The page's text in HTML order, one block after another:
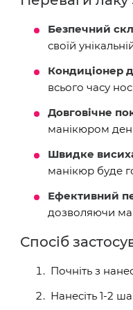
Безпечний
своїй
Кондиціонер
всього часу
Довговічне
манікюром
Швидке
манікюр буде
Ефективний
дозволяючи
Спосіб
Почніть з
Нанесіть 1-2